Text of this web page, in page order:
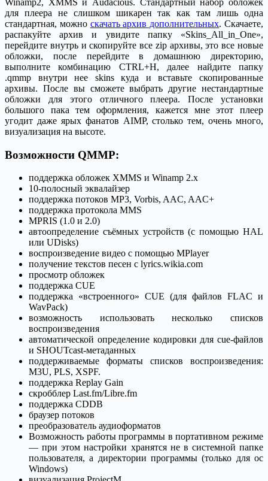
для плеера не слишком шикарен так как там лишь одна
стандартная, можно скачать архив дополнительных. Скачаете,
распакуйте архив и увидите папку «Skins_All_in_One»,
перейдите внутрь и скопируйте все zip архивы, это все новые
обложки, после перейдите в домашнюю директорию,
выполните комбинацию CTRL+H, далее найдите папку
.qmmp внутри нее skins куда и вставьте скопированные
архивы. После вы сможете выбрать другие нестандартные
обложки для этого отличного плеера. После установки
большого пака тем оформления, кажется мне этот плеер
угодит даже ярых фанатов AIMP, столько тем, очень много,
визуализация на высоте.
Возможности QMMP:
поддержка обложек XMMS и Winamp 2.x
10-полосный эквалайзер
поддержка потоков MP3, Vorbis, AAC, AAC+
поддержка протокола MMS
MPRIS (1.0 и 2.0)
автоопределение съёмных устройств (с помощью HAL
или UDisks)
воспроизведение видео с помощью MPlayer
получение текстов песен с lyrics.wikia.com
просмотр обложек
поддержка CUE
поддержка «встроенного» CUE (для файлов FLAC и
WavPack)
возможность использовать несколько списков
воспроизведения
автоматической определение кодировки для cue-файлов
и SHOUTcast-метаданных
поддерживаемые форматы списков воспроизведения:
M3U, PLS, XSPF.
поддержка Replay Gain
скробблер Last.fm/Libre.fm
поддержка CDDB
браузер потоков
преобразователь аудиоформатов
Возможность работы программы в портативном режиме
— при этом настройки хранятся не в системной папке
пользователя, а директории программы (только для ос
Windows)